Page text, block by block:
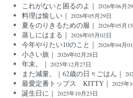
これがないと困るのよ｜ 2026年06月
料理は愉しい｜ 2026年05月29日
夏をのりきるための服｜ 2026年05月
蒸しにはまる｜ 2026年05月02日
今年やりたい10のこと｜ 2026年04月
小さい旅｜ 2026年02月28日
年末。｜ 2025年12月27日
また減量。｜62歳の日々ごはん｜
最愛定番トップス KITTY｜ 2025年
誕生日に｜ 2025年10月23日